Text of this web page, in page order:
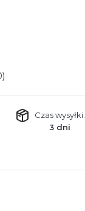
Czas wysyłki:
3 dni